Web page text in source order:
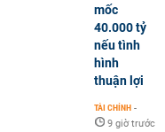
mốc
40.000 tỷ
nếu tình
hình
thuận lợi
TÀI CHÍNH -
9 giờ trước